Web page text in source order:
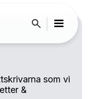
som vi
&